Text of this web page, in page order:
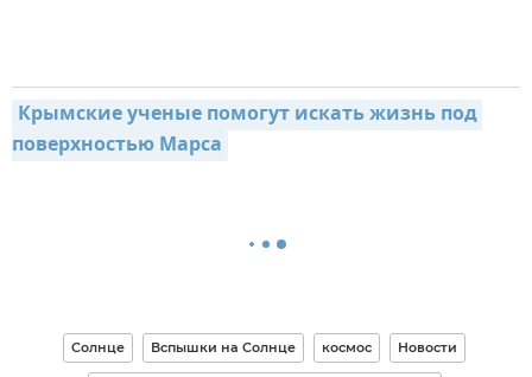
Крымские ученые помогут искать жизнь под
поверхностью Марса
Солнце Вспышки на Солнце космос Новости